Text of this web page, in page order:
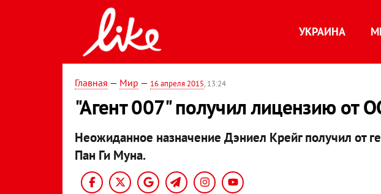
УКРАИНА
Главная — Мир — 16 апреля 2015, 13:24
"Агент 007" получил лицензию от
Неожиданное назначение Дэниел Крейг получил от
Пан Ги Муна.